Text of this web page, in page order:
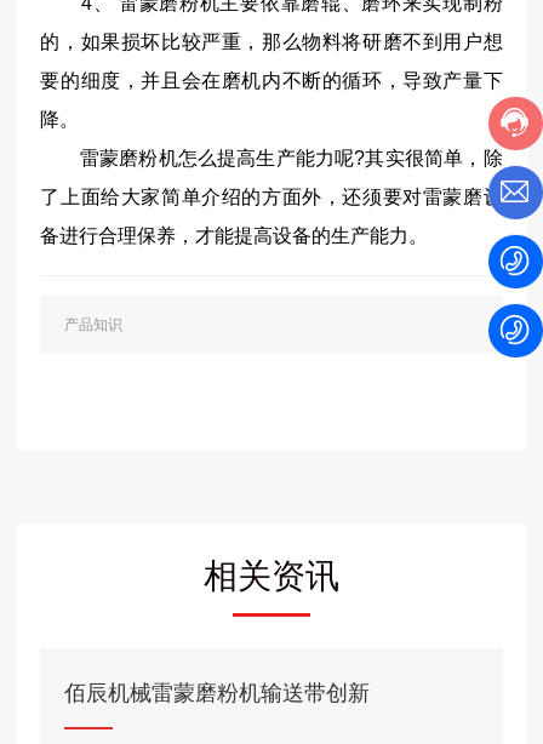
的，如果损坏比较严重，那么物料将研磨不到用户想
要的细度，并且会在磨机内不断的循环，导致产量下
降。
雷蒙磨粉机怎么提高生产能力呢?其实很简单，除
了上面给大家简单介绍的方面外，还须要对雷蒙磨设
备进行合理保养，才能提高设备的生产能力。
产品知识
相关资讯
佰辰机械雷蒙磨粉机输送带创新